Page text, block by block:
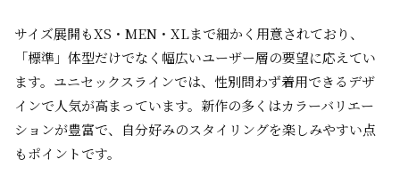
サイズ展開もXS・MEN・XLまで細かく用意されており、
「標準」体型だけでなく幅広いユーザー層の要望に応えてい
ます。ユニセックスラインでは、性別問わず着用できるデザ
インで人気が高まっています。新作の多くはカラーバリエー
ションが豊富で、自分好みのスタイリングを楽しみやすい点
もポイントです。